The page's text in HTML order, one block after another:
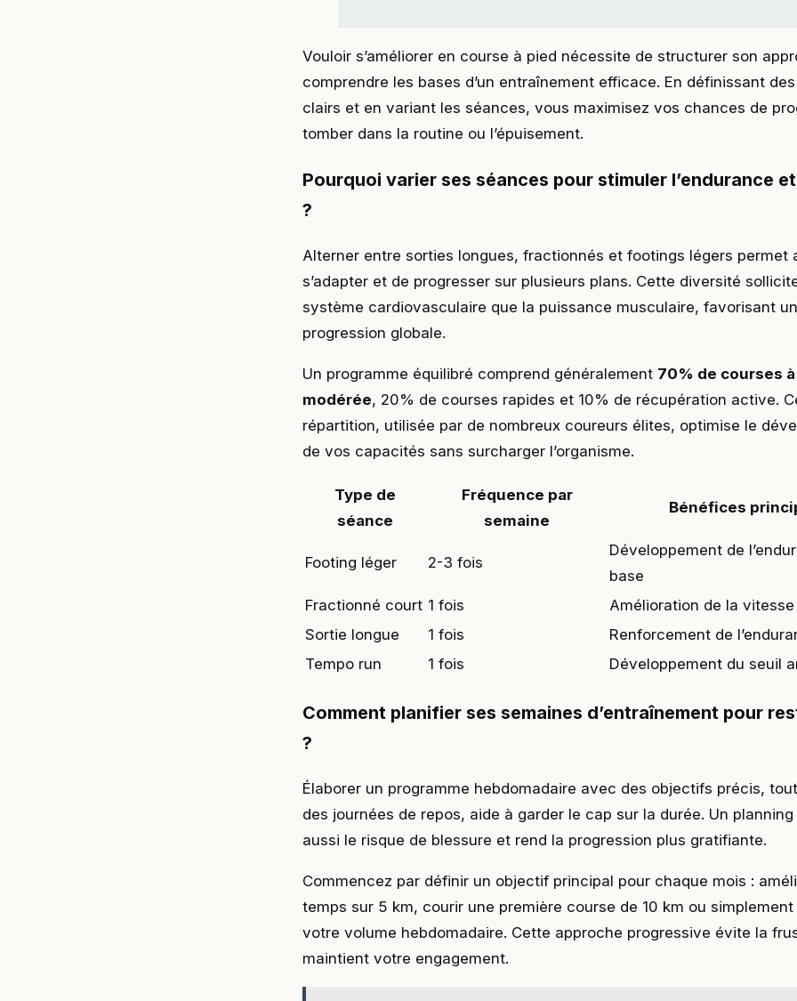
Vouloir s’améliorer en course à pied nécessite de structurer son
comprendre les bases d’un entraînement efficace. En définissant
clairs et en variant les séances, vous maximisez vos chances de
tomber dans la routine ou l’épuisement.
Pourquoi varier ses séances pour stimuler l’endurance
?
Alterner entre sorties longues, fractionnés et footings légers permet
s’adapter et de progresser sur plusieurs plans. Cette diversité
système cardiovasculaire que la puissance musculaire, favorisant
progression globale.
Un programme équilibré comprend généralement 70% de courses
modérée, 20% de courses rapides et 10% de récupération active.
répartition, utilisée par de nombreux coureurs élites, optimise le
de vos capacités sans surcharger l’organisme.
Type de
séance
Fréquence par
semaine
Bénéfices
Footing léger 2-3 fois
Développement de
base
Fractionné court 1 fois
Amélioration de la
Sortie longue
1 fois
Renforcement de
Tempo run
1 fois Développement du seuil
Comment planifier ses semaines d’entraînement pour
?
Élaborer un programme hebdomadaire avec des objectifs précis,
des journées de repos, aide à garder le cap sur la durée. Un
aussi le risque de blessure et rend la progression plus gratifiante.
Commencez par définir un objectif principal pour chaque mois :
temps sur 5 km, courir une première course de 10 km ou
votre volume hebdomadaire. Cette approche progressive évite la
maintient votre engagement.